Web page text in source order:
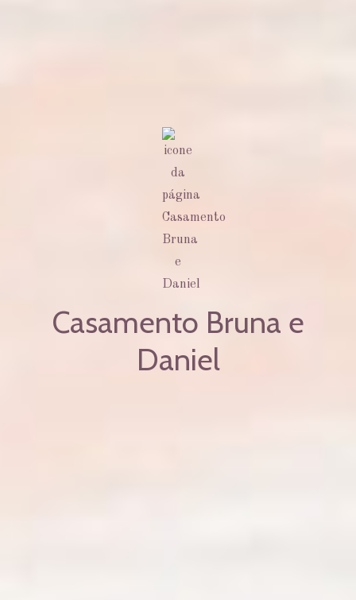
Casamento Bruna e
Daniel